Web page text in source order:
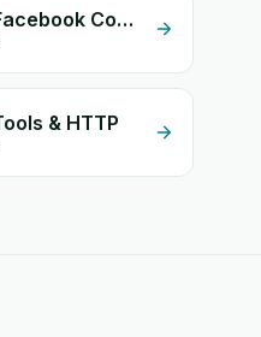
Vitips Express + Facebook Comments
& HTTP